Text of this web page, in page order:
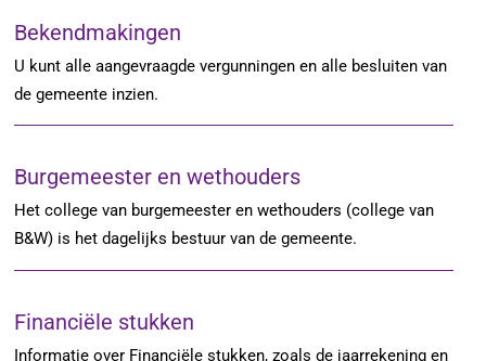
Bekendmakingen
U kunt alle aangevraagde vergunningen en alle besluiten van
de gemeente inzien.
Burgemeester en wethouders
Het college van burgemeester en wethouders (college van
B&W) is het dagelijks bestuur van de gemeente.
Financiële stukken
Informatie over Financiële stukken, zoals de jaarrekening en